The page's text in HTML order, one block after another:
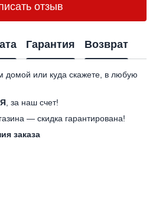
отзыв
Гарантия Возврат
домой или куда скажете, в любую
, за наш счет!
— скидка гарантирована!
заказа